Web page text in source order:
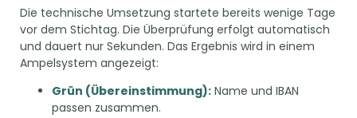
Die technische Umsetzung startete bereits wenige Tage
vor dem Stichtag. Die Überprüfung erfolgt automatisch
und dauert nur Sekunden. Das Ergebnis wird in einem
Ampelsystem angezeigt:
Grün (Übereinstimmung): Name und IBAN
passen zusammen.